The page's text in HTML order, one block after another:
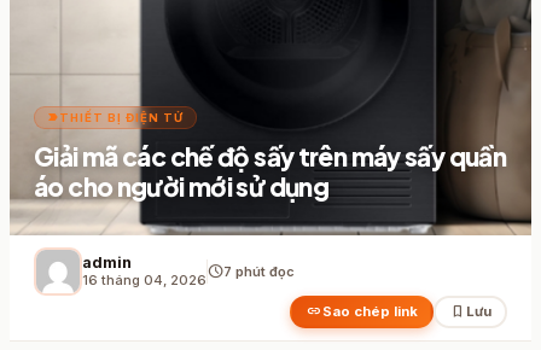
label_importantTHIẾT BỊ ĐIỆN TỬ
Giải mã các chế độ sấy trên máy sấy quần
áo cho người mới sử dụng
admin
16 tháng 04, 2026schedule7 phút đọc
link Sao chép link bookmark Lưu